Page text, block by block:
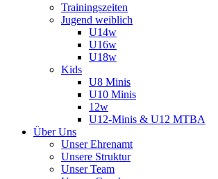
Trainingszeiten
Jugend weiblich
U14w
U16w
U18w
Kids
U8 Minis
U10 Minis
12w
U12-Minis & U12 MTBA
Über Uns
Unser Ehrenamt
Unsere Struktur
Unser Team